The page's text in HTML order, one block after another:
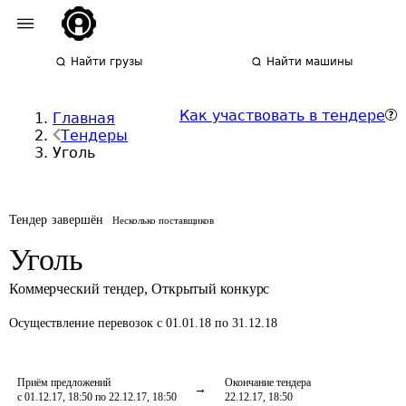
Найти грузы Найти машины
Главная
Тендеры
Уголь
Как участвовать в тендере
Тендер завершён Несколько поставщиков
Уголь
Коммерческий тендер, Открытый конкурс
Осуществление перевозок с 01.01.18 по 31.12.18
Приём предложений
с 01.12.17, 18:50 по 22.12.17, 18:50
Окончание тендера
22.12.17, 18:50